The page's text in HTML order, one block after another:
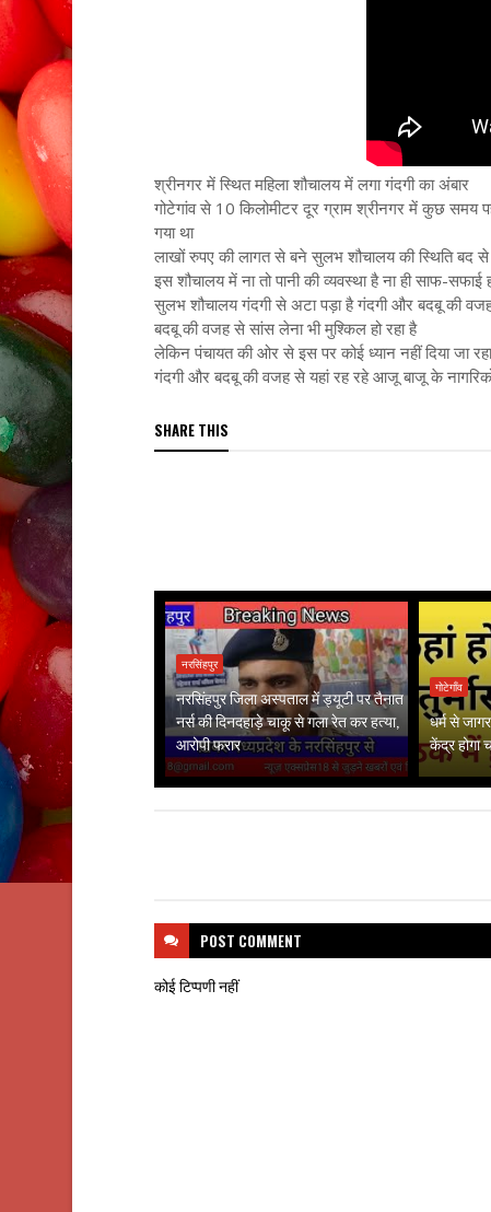
श्रीनगर में स्थित महिला शौचालय में लगा गंदगी का अंबार
गोटेगांव से 10 किलोमीटर दूर ग्राम श्रीनगर में कुछ समय
गया था
लाखों रुपए की लागत से बने सुलभ शौचालय की स्थिति बद
इस शौचालय में ना तो पानी की व्यवस्था है ना ही साफ-सफाई
सुलभ शौचालय गंदगी से अटा पड़ा है गंदगी और बदबू की वजह
बदबू की वजह से सांस लेना भी मुश्किल हो रहा है
लेकिन पंचायत की ओर से इस पर कोई ध्यान नहीं दिया जा रहा
गंदगी और बदबू की वजह से यहां रह रहे आजू बाजू के
SHARE THIS
नरसिंहपुर
नरसिंहपुर जिला अस्पताल में ड्यूटी पर तैनात
नर्स की दिनदहाड़े चाकू से गला रेत कर हत्या,
आरोपी फरार
गोटेगाँव
धर्म से
केंद्र होगा
POST COMMENT
कोई टिप्पणी नहीं